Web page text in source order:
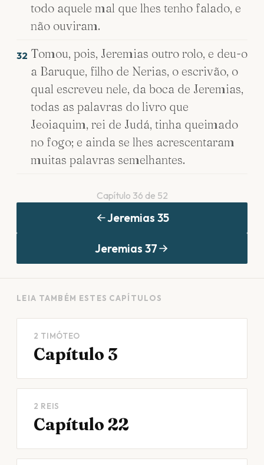
todo aquele mal que lhes tenho falado, e
não ouviram.
32 Tomou, pois, Jeremias outro rolo, e deu-o
a Baruque, filho de Nerias, o escrivão, o
qual escreveu nele, da boca de Jeremias,
todas as palavras do livro que
Jeoiaquim, rei de Judá, tinha queimado
no fogo; e ainda se lhes acrescentaram
muitas palavras semelhantes.
Capítulo 36 de 52
Jeremias 35
Jeremias 37
LEIA TAMBÉM ESTES CAPÍTULOS
2 TIMÓTEO
Capítulo 3
2 REIS
Capítulo 22